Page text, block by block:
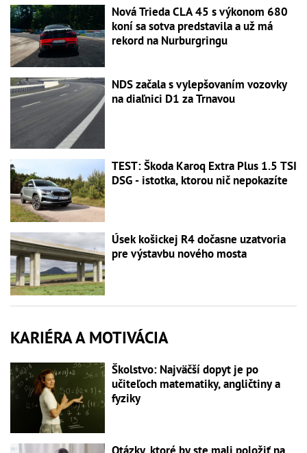
Nová Trieda CLA 45 s výkonom 680
koní sa sotva predstavila a už má
rekord na Nurburgringu
NDS začala s vylepšovaním vozovky
na diaľnici D1 za Trnavou
TEST: Škoda Karoq Extra Plus 1.5 TSI
DSG - istotka, ktorou nič nepokazíte
Úsek košickej R4 dočasne uzatvoria
pre výstavbu nového mosta
KARIÉRA A MOTIVÁCIA
Školstvo: Najväčší dopyt je po
učiteľoch matematiky, angličtiny a
fyziky